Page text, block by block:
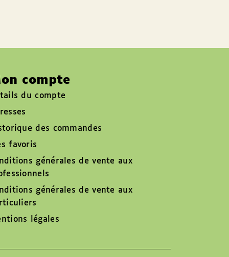
compte
du compte
des commandes
favoris
générales de vente aux
générales de vente aux
légales